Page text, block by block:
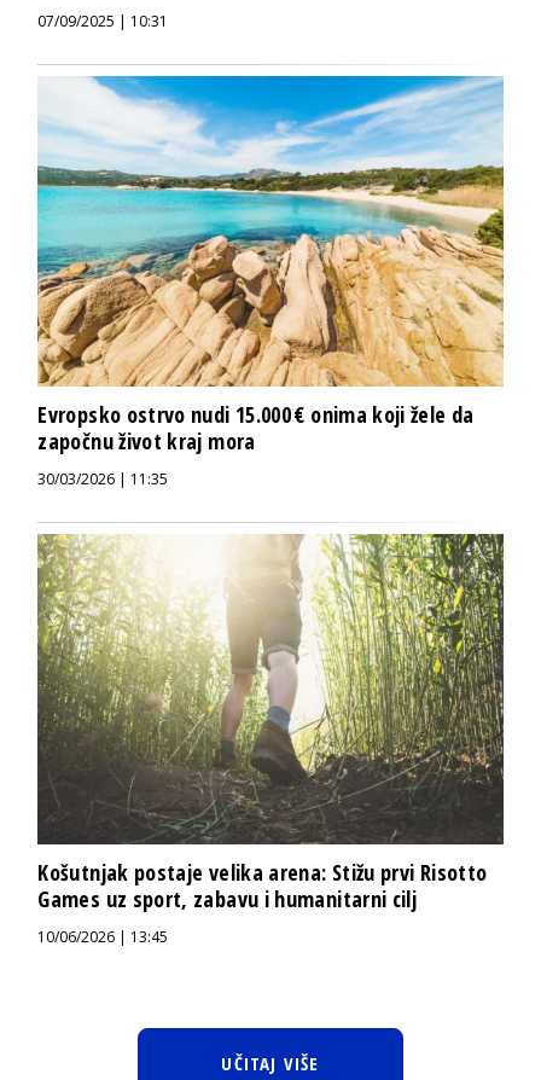
07/09/2025 | 10:31
Evropsko ostrvo nudi 15.000 € onima koji žele da
započnu život kraj mora
30/03/2026 | 11:35
Košutnjak postaje velika arena: Stižu prvi Risotto
Games uz sport, zabavu i humanitarni cilj
10/06/2026 | 13:45
UČITAJ VIŠE